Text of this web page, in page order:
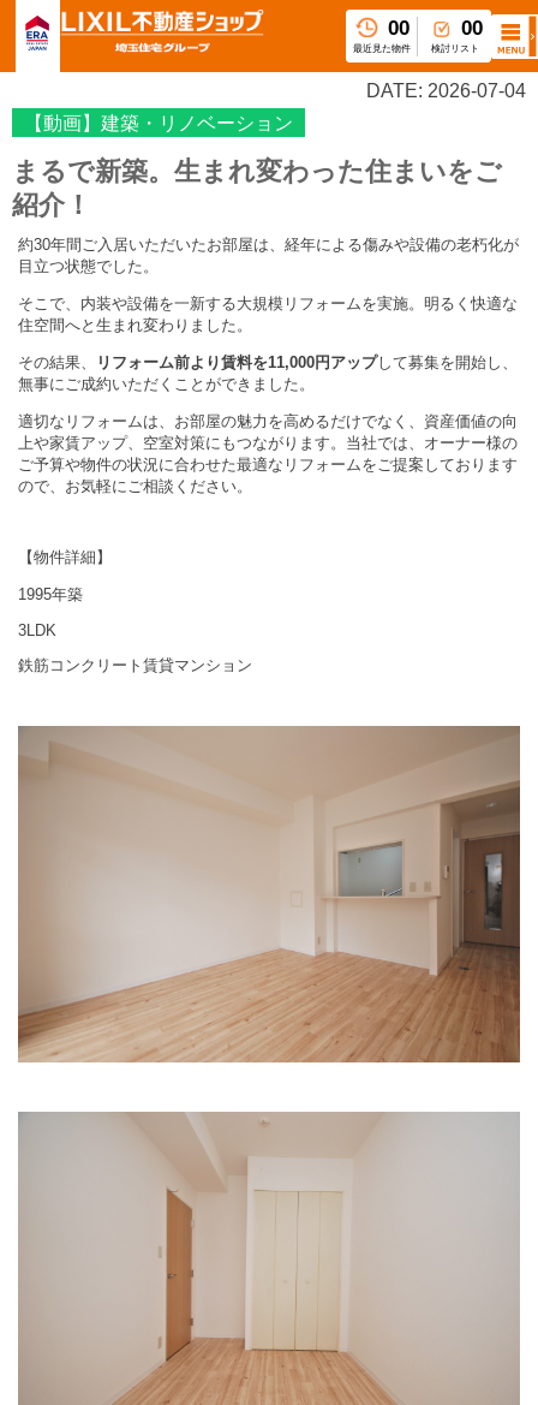
00
最近見た物件
00
検討リスト
DATE: 2026-07-04
【動画】建築・リノベーション
まるで新築。生まれ変わった住まいをご
紹介！
約30年間ご入居いただいたお部屋は、経年による傷みや設備の老朽化が
目立つ状態でした。
そこで、内装や設備を一新する大規模リフォームを実施。明るく快適な
住空間へと生まれ変わりました。
その結果、 リフォーム前より賃料を11,000円アップして募集を開始し、
無事にご成約いただくことができました。
適切なリフォームは、お部屋の魅力を高めるだけでなく、資産価値の向
上や家賃アップ、空室対策にもつながります。当社では、オーナー様の
ご予算や物件の状況に合わせた最適なリフォームをご提案しております
ので、お気軽にご相談ください。
【物件詳細】
1995年築
3LDK
鉄筋コンクリート賃貸マンション